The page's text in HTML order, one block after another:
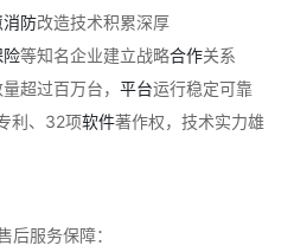
防改造技术积累深厚
险等知名企业建立战略合作关系
超过百万台， 平台运行稳定可靠
利、32项软件著作权，技术实力雄
后服务保障：